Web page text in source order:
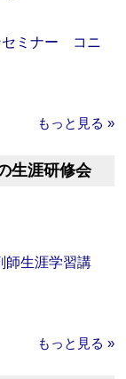
セミナー コニ
もっと見る »
生涯研修会
生涯学習講
もっと見る »